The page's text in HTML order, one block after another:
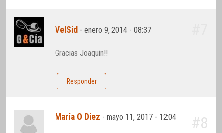
VelSid -enero 9, 2014 - 08:37
Gracias Joaquin!!
Responder
María O Diez -mayo 11, 2017 - 12:04 #8